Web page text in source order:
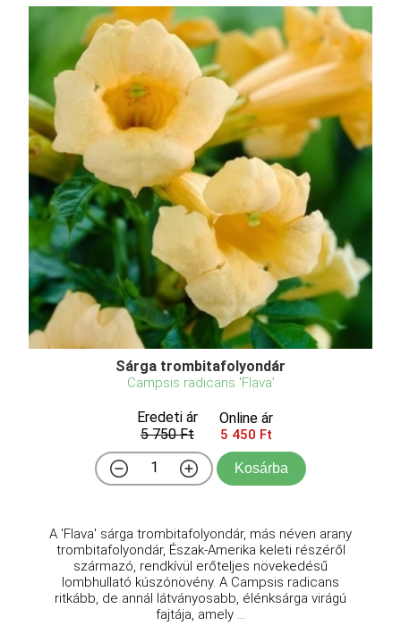
Sárga trombitafolyondár
Campsis radicans 'Flava'
Eredeti ár
5 750 Ft
Online ár
5 450 Ft
Kosárba
A 'Flava' sárga trombitafolyondár, más néven arany
trombitafolyondár, Észak-Amerika keleti részéről
származó, rendkívül erőteljes növekedésű
lombhullató kúszónövény. A Campsis radicans
ritkább, de annál látványosabb, élénksárga virágú
fajtája, amely ...